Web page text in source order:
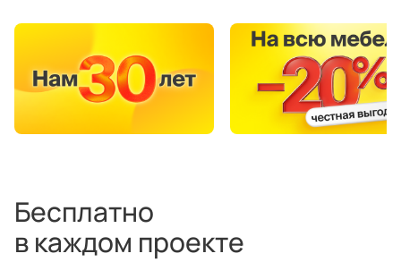
Бесплатно
в каждом проекте